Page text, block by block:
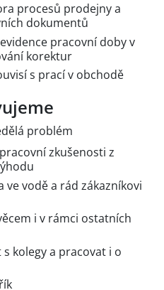
procesů prodejny a
dokumentů
pracovní doby v
korektur
s prací v obchodě
problém
zkušenosti z
ve vodě a rád zákazníkovi
i v rámci ostatních
kolegy a pracovat i o